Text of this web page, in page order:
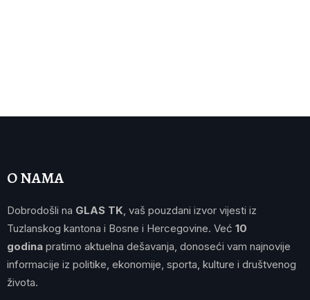
O NAMA
Dobrodošli na GLAS TK , vaš pouzdani izvor vijesti iz
Tuzlanskog kantona i Bosne i Hercegovine. Već 10
godina pratimo aktuelna dešavanja, donoseći vam najnovije
informacije iz politike, ekonomije, sporta, kulture i društvenog
života.